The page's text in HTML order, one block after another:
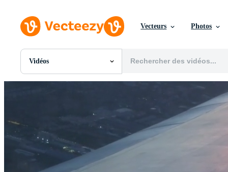
Vecteurs Photos
Vidéos
Toutes Images
Vecteurs
Motion graphics
Images Éditoriales